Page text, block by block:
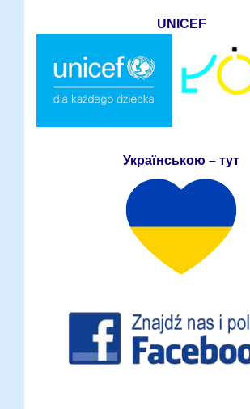
UNICEF
Українською – тут